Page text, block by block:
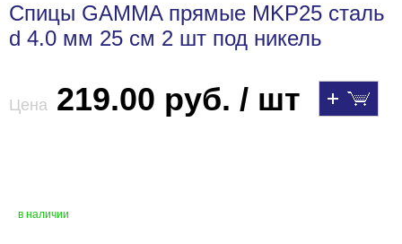
Спицы GAMMA прямые MKP25 сталь
d 4.0 мм 25 см 2 шт под никель
Цена 219.00 руб. / шт
в наличии